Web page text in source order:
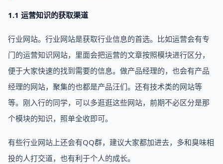
1.1 运营知识的获取渠道
行业网站。行业网站是获取行业信息的首选。比如运营会有专
门的运营知识网站，里面会把运营的文章按照模块进行区分，
便于大家快速的找到需要的信息。做产品经理的，也会有产品
经理的网站，聚集的也都是产品汪们。还有技术类的网站等
等。刚入行的同学，可以多逛逛这些网站，前期不必区分是那
个模块的知识，照单全收即可。
有些行业网站上还会有QQ群，建议大家都加进去，多和臭味相
投的人打交道，也有利于个人的成长。